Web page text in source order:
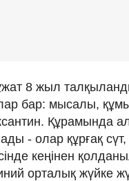
8 жыл
бар: мысалы,
Құрамында
- олар құрғақ сүт,
кеңінен
орталық жүйке